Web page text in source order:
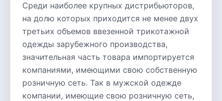
Среди наиболее крупных дистрибьюторов,
на долю которых приходится не менее двух
третьих объемов ввезенной трикотажной
одежды зарубежного производства,
значительная часть товара импортируется
компаниями, имеющими свою собственную
розничную сеть. Так в мужской одежде
компании, имеющие свою розничную сеть,